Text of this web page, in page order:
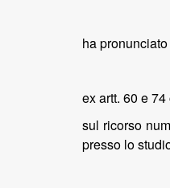
ha
ex artt. 60 e 74
sul ricorso
presso lo